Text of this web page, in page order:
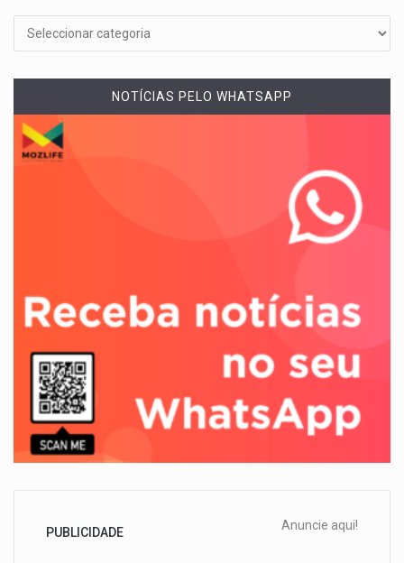
NOTÍCIAS PELO WHATSAPP
PUBLICIDADE Anuncie aqui!